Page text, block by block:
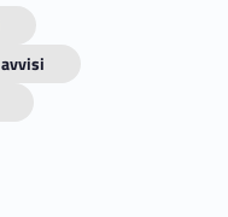
avvisi